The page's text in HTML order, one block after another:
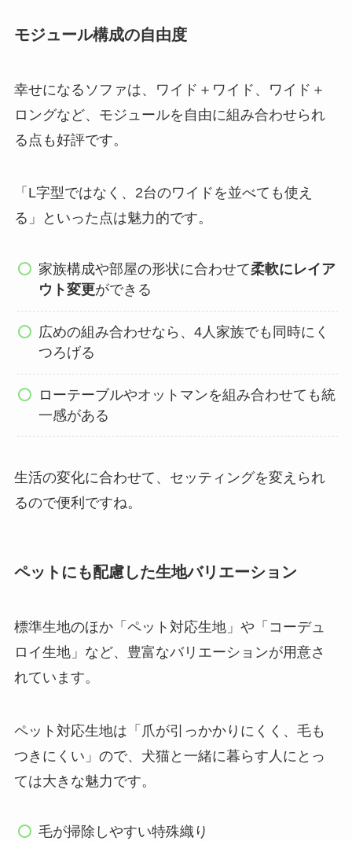
モジュール構成の自由度
幸せになるソファは、ワイド＋ワイド、ワイド＋
ロングなど、モジュールを自由に組み合わせられ
る点も好評です。
「L字型ではなく、2台のワイドを並べても使え
る」といった点は魅力的です。
家族構成や部屋の形状に合わせて柔軟にレイア
ウト変更ができる
広めの組み合わせなら、4人家族でも同時にく
つろげる
ローテーブルやオットマンを組み合わせても統
一感がある
生活の変化に合わせて、セッティングを変えられ
るので便利ですね。
ペットにも配慮した生地バリエーション
標準生地のほか「ペット対応生地」や「コーデュ
ロイ生地」など、豊富なバリエーションが用意さ
れています。
ペット対応生地は「爪が引っかかりにくく、毛も
つきにくい」ので、犬猫と一緒に暮らす人にとっ
ては大きな魅力です。
毛が掃除しやすい特殊織り